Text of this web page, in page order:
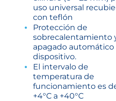
uso universal
con teflón
Protección de
sobrecalentamiento
apagado automático
dispositivo.
El intervalo de
temperatura de
funcionamiento es
+4°С a +40°С